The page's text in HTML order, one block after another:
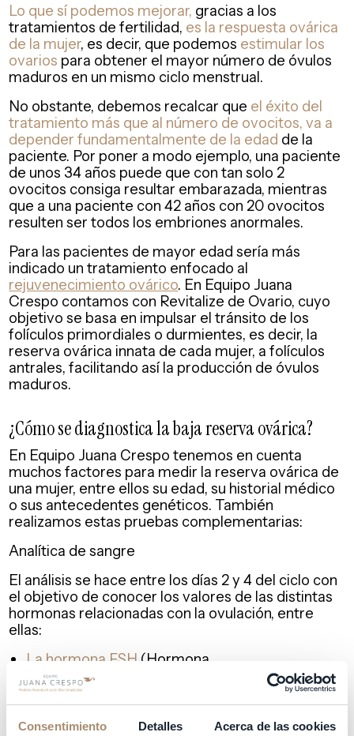
Consentimiento Detalles Acerca de las cookies
Lo que sí podemos mejorar, gracias a los
tratamientos de fertilidad, es la respuesta ovárica
de la mujer, es decir, que podemos estimular los
ovarios para obtener el mayor número de óvulos
maduros en un mismo ciclo menstrual.
No obstante, debemos recalcar que el éxito del
tratamiento más que al número de ovocitos, va a
depender fundamentalmente de la edad de la
paciente. Por poner a modo ejemplo, una paciente
de unos 34 años puede que con tan solo 2
ovocitos consiga resultar embarazada, mientras
que a una paciente con 42 años con 20 ovocitos
resulten ser todos los embriones anormales.
Para las pacientes de mayor edad sería más
indicado un tratamiento enfocado al
rejuvenecimiento ovárico. En Equipo Juana
Crespo contamos con Revitalize de Ovario, cuyo
objetivo se basa en impulsar el tránsito de los
folículos primordiales o durmientes, es decir, la
reserva ovárica innata de cada mujer, a folículos
antrales, facilitando así la producción de óvulos
maduros.
¿Cómo se diagnostica la baja reserva ovárica?
En Equipo Juana Crespo tenemos en cuenta
muchos factores para medir la reserva ovárica de
una mujer, entre ellos su edad, su historial médico
o sus antecedentes genéticos. También
realizamos estas pruebas complementarias:
Analítica de sangre
El análisis se hace entre los días 2 y 4 del ciclo con
el objetivo de conocer los valores de las distintas
hormonas relacionadas con la ovulación, entre
ellas:
La hormona FSH (Hormona
Folículoestimulante): es la responsable de
estimular la maduración de los ovocitos.
Cuando quedan pocos óvulos, esta hormona
aumenta para estimular más a los que quedan.